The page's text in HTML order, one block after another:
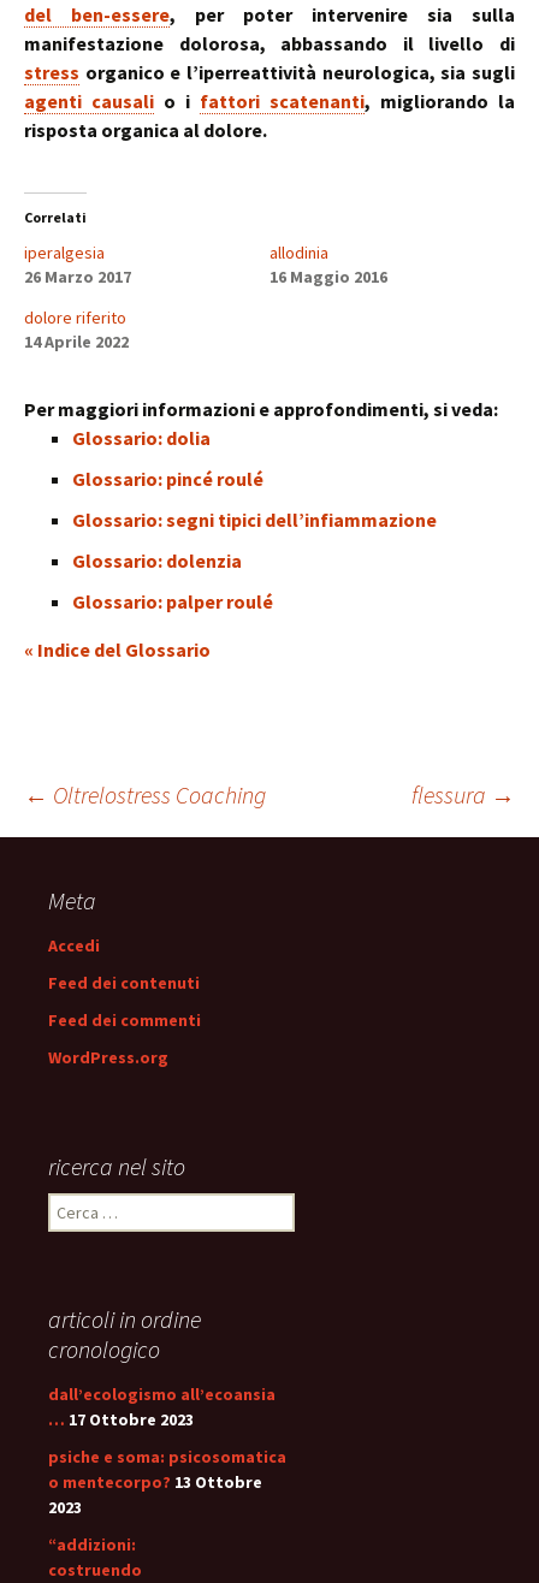
del ben-essere, per poter intervenire sia sulla
manifestazione dolorosa, abbassando il livello di
stress organico e l’iperreattività neurologica, sia sugli
agenti causali o i fattori scatenanti, migliorando la
risposta organica al dolore.
Correlati
iperalgesia
26 Marzo 2017
allodinia
16 Maggio 2016
dolore riferito
14 Aprile 2022
Per maggiori informazioni e approfondimenti, si veda:
Glossario: dolia
Glossario: pincé roulé
Glossario: segni tipici dell’infiammazione
Glossario: dolenzia
Glossario: palper roulé
« Indice del Glossario
Navigazione
articolo
← Oltrelostress Coaching flessura →
Meta
Accedi
Feed dei contenuti
Feed dei commenti
WordPress.org
ricerca nel sito
Ricerca
per:
articoli in ordine
cronologico
dall’ecologismo all’ecoansia
… 17 Ottobre 2023
psiche e soma: psicosomatica
o mentecorpo? 13 Ottobre
2023
“addizioni:
costruendo